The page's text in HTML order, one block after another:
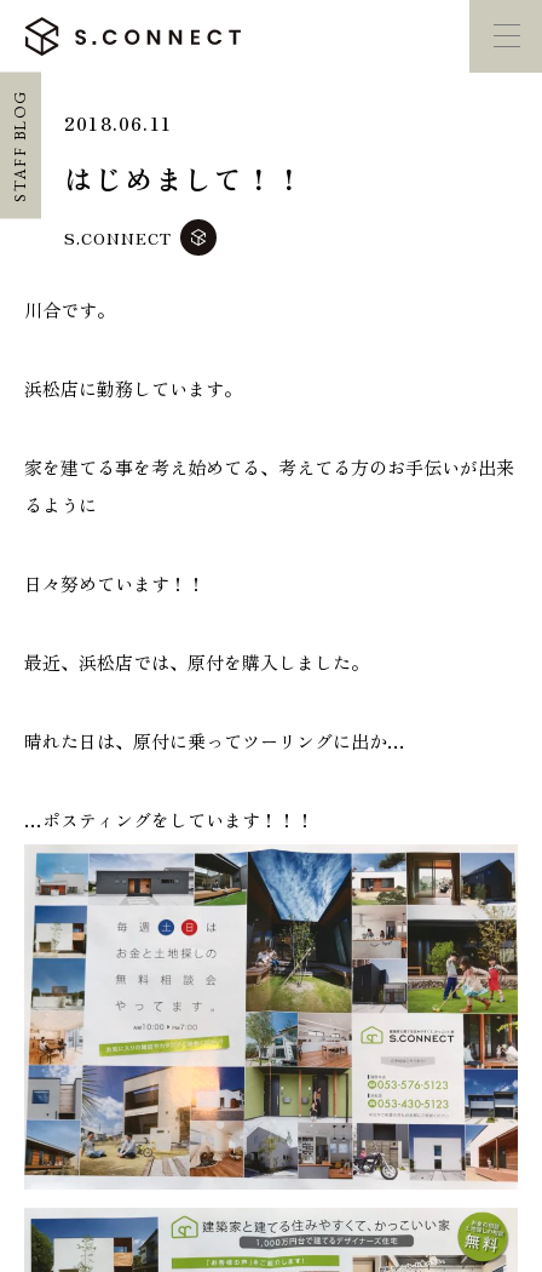
HOME
エスコネについて
施工実績
GALLERY
施工ギャラリー
STAFF BLOG
COMPANY
会社情報
ACCESS MAP
アクセスマップ
プライバシーポリシー
家づくり勉強会
本社
053-488-5127
浜松店
053-430-5123
STAFF BLOG 2018.06.11
はじめまして！！
S.CONNECT
川合です。
浜松店に勤務しています。
家を建てる事を考え始めてる、考えてる方のお手伝いが出来
るように
日々努めています！！
最近、浜松店では、原付を購入しました。
晴れた日は、原付に乗ってツーリングに出か…
…ポスティングをしています！！！